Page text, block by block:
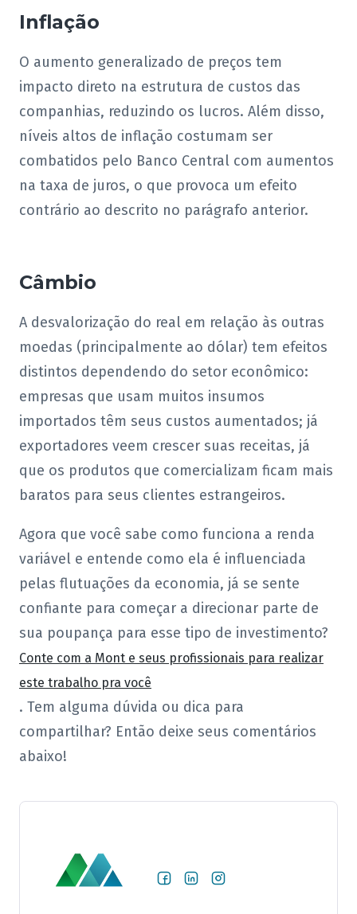
Inflação
O aumento generalizado de preços tem
impacto direto na estrutura de custos das
companhias, reduzindo os lucros. Além disso,
níveis altos de inflação costumam ser
combatidos pelo Banco Central com aumentos
na taxa de juros, o que provoca um efeito
contrário ao descrito no parágrafo anterior.
Câmbio
A desvalorização do real em relação às outras
moedas (principalmente ao dólar) tem efeitos
distintos dependendo do setor econômico:
empresas que usam muitos insumos
importados têm seus custos aumentados; já
exportadores veem crescer suas receitas, já
que os produtos que comercializam ficam mais
baratos para seus clientes estrangeiros.
Agora que você sabe como funciona a renda
variável e entende como ela é influenciada
pelas flutuações da economia, já se sente
confiante para começar a direcionar parte de
sua poupança para esse tipo de investimento?
Conte com a Mont e seus profissionais para realizar
este trabalho pra você
. Tem alguma dúvida ou dica para
compartilhar? Então deixe seus comentários
abaixo!